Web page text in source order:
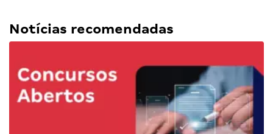
Notícias recomendadas